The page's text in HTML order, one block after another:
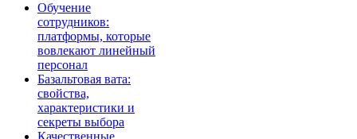
Обучение
сотрудников:
платформы, которые
вовлекают линейный
персонал
Базальтовая вата:
свойства,
характеристики и
секреты выбора